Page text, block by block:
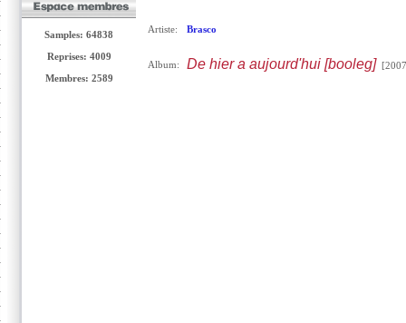
Samples: 64838
Reprises: 4009
Membres: 2589
Artiste: Brasco
Album: De hier a aujourd'hui [booleg]